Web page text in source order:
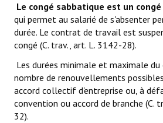
NEWSLET'IN
S'inscrire à la Newletter Linkedin
LA TEAM
Liens CFTC
Le congé sabbatique est un
qui permet au salarié de s'absenter
durée. Le contrat de travail est
congé (C. trav., art. L. 3142-28).
Les durées minimale et maximale du
nombre de renouvellements
accord collectif d'entreprise ou, à
convention ou accord de branche (C.
32).